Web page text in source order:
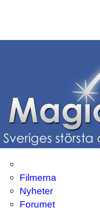
Filmerna
Nyheter
Forumet